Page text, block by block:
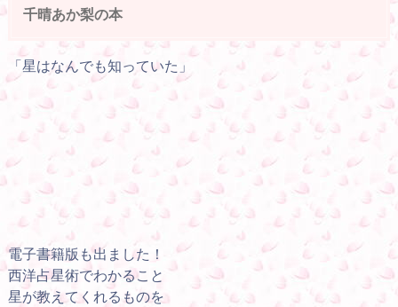
千晴あか梨の本
「星はなんでも知っていた」
電子書籍版も出ました！
西洋占星術でわかること
星が教えてくれるものを